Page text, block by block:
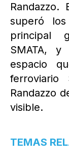
superó
principal
SMATA,
espacio
ferroviario
Randazzo
visible.
TEMAS